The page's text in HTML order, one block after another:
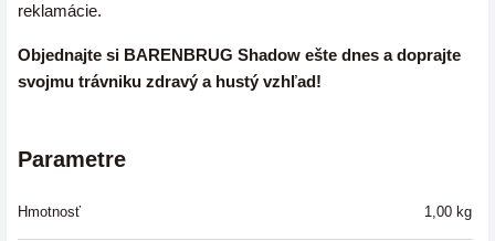
reklamácie.
Objednajte si BARENBRUG Shadow ešte dnes a doprajte
svojmu trávniku zdravý a hustý vzhľad!
Parametre
Hmotnosť 1,00 kg